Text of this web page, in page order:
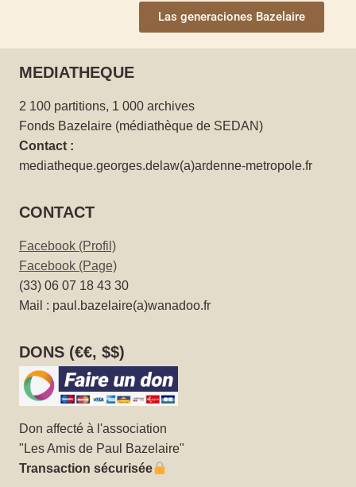
Las generaciones Bazelaire
MEDIATHEQUE
2 100 partitions, 1 000 archives
Fonds Bazelaire (médiathèque de SEDAN)
Contact :
mediatheque.georges.delaw(a)ardenne-metropole.fr
CONTACT
Facebook (Profil)
Facebook (Page)
(33) 06 07 18 43 30
Mail : paul.bazelaire(a)wanadoo.fr
DONS (€€, $$)
Don affecté à l'association
"Les Amis de Paul Bazelaire"
Transaction sécurisée